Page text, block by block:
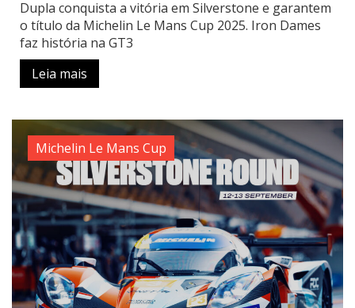
Dupla conquista a vitória em Silverstone e garantem
o título da Michelin Le Mans Cup 2025. Iron Dames
faz história na GT3
Leia mais
Michelin Le Mans Cup